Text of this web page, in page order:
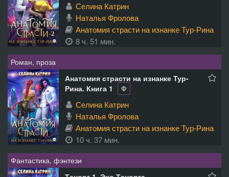
Селина Катрин
Наталья Фролова
Анатомия страсти на изнанке Тур-Рина
8 ч. 51 мин.
Роман, проза
Анатомия страсти на изнанке Тур-
Рина. Книга 1
Ф
Селина Катрин
Наталья Фролова
Анатомия страсти на изнанке Тур-Рина
10 ч. 37 мин.
Фантастика, фэнтези